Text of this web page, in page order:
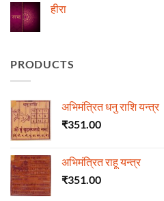
ज्योतिष
मेंहीरा
PRODUCTS
अभिमंत्रित धनु राशि यन्त्र
₹351.00
अभिमंत्रित राहू यन्त्र
₹351.00